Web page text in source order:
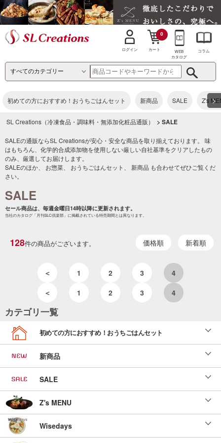
ログイン カート
0
WEB
カタログ
コラム
初めての方におすすめ！おうちごはんセット 新商品 SALE Z's >
SL Creations（冷凍食品・調味料・無添加化粧品通販） > SALE
SALEの通販ならSL Creationsが安心・安全な商品を取り揃えております。 味
はもちろん、化学的合成添加物を使用しない厳しい自社基準をクリアしたもの
のみ、厳選してお届けします。
SALEのほか、 お惣菜、 おうちごはんセット 、 新商品 も合わせてぜひご覧くだ
さい。
SALE
セール商品は、毎週金曜日14時以降に更新されます。
当社のカタログ「月刊SLC倶楽部」に掲載されている特売期間とは異なります。
128件の商品がございます。 価格順 新着順
＜ 1 2 3
4
＜
1 2 3 4
カテゴリ一覧
初めての方におすすめ！おうちごはんセット
新商品
SALE
Z's MENU
Wisedays